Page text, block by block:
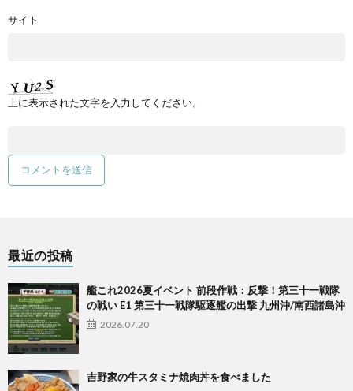
サイト
上に表示された文字を入力してください。
最近の投稿
艦これ2026夏イベント 前段作戦：反撃！第三十一戦隊
の戦い E1 第三十一戦隊駆逐艦の出撃 九州沖/南西諸島沖
2026.07.20
吉野家の牛スタミナ焼肉丼を食べました